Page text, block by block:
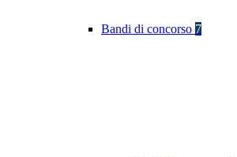
Bandi di concorso 7